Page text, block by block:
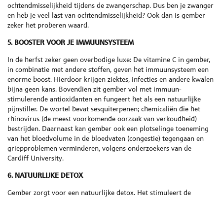
ochtendmisselijkheid tijdens de zwangerschap. Dus ben je zwanger
en heb je veel last van ochtendmisselijkheid? Ook dan is gember
zeker het proberen waard.
5. BOOSTER VOOR JE IMMUUNSYSTEEM
In de herfst zeker geen overbodige luxe: De vitamine C in gember,
in combinatie met andere stoffen, geven het immuunsysteem een
enorme boost. Hierdoor krijgen ziektes, infecties en andere kwalen
bijna geen kans. Bovendien zit gember vol met immuun-
stimulerende antioxidanten en fungeert het als een natuurlijke
pijnstiller. De wortel bevat sesquiterpenen; chemicaliën die het
rhinovirus (de meest voorkomende oorzaak van verkoudheid)
bestrijden. Daarnaast kan gember ook een plotselinge toeneming
van het bloedvolume in de bloedvaten (congestie) tegengaan en
griepproblemen verminderen, volgens onderzoekers van de
Cardiff University.
6. NATUURLIJKE DETOX
Gember zorgt voor een natuurlijke detox. Het stimuleert de